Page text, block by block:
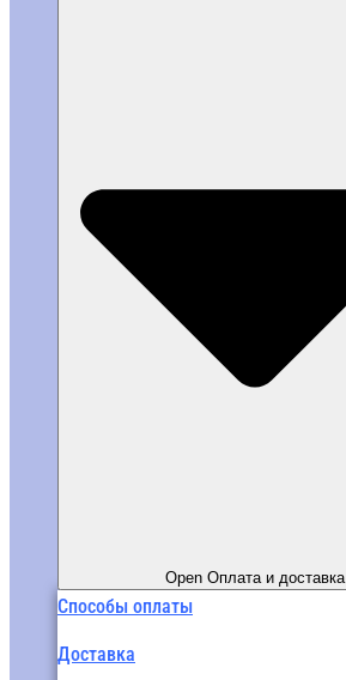
Open Оплата и доставка
Способы оплаты
Доставка